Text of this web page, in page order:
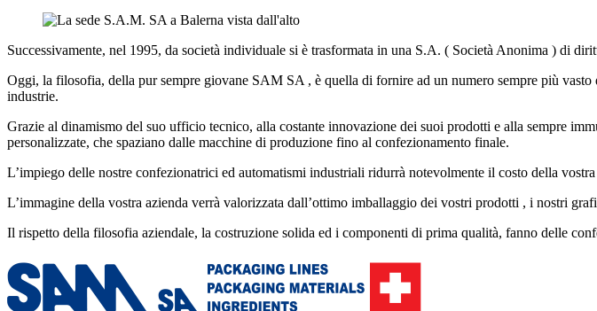
Successivamente, nel 1995, da società individuale si è trasformata in una S.A. ( Società Anonima ) di
Oggi, la filosofia, della pur sempre giovane SAM SA , è quella di fornire ad un numero sempre più
industrie.
Grazie al dinamismo del suo ufficio tecnico, alla costante innovazione dei suoi prodotti e alla sempre
personalizzate, che spaziano dalle macchine di produzione fino al confezionamento finale.
L’impiego delle nostre confezionatrici ed automatismi industriali ridurrà notevolmente il costo della vostra
L’immagine della vostra azienda verrà valorizzata dall’ottimo imballaggio dei vostri prodotti , i nostri
Il rispetto della filosofia aziendale, la costruzione solida ed i componenti di prima qualità, fanno delle